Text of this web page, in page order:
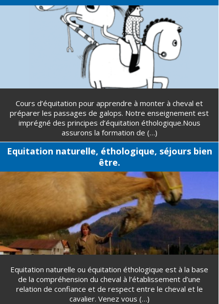
Cours d’équitation pour apprendre à monter à cheval et
préparer les passages de galops. Notre enseignement est
imprégné des principes d’équitation éthologique.Nous
assurons la formation de (…)
Equitation naturelle, éthologique, séjours bien
être.
Equitation naturelle ou équitation éthologique est à la base
de la compréhension du cheval à l’établissement d’une
relation de confiance et de respect entre le cheval et le
cavalier. Venez vous (…)